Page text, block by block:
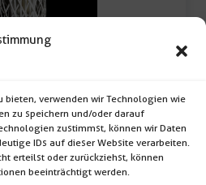
bieten, verwenden wir Technologien wie
zu speichern und/oder darauf
zustimmst, können wir Daten
IDs auf dieser Website verarbeiten.
erteilst oder zurückziehst, können
beeinträchtigt werden.
Holz; Farbe: